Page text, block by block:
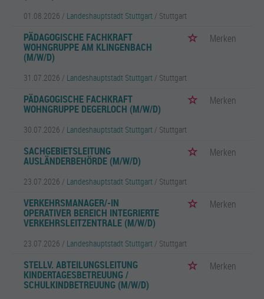
01.08.2026 / Landeshauptstadt Stuttgart / Stuttgart
PÄDAGOGISCHE FACHKRAFT
WOHNGRUPPE AM KLINGENBACH
(M/W/D)
Merken
31.07.2026 / Landeshauptstadt Stuttgart / Stuttgart
PÄDAGOGISCHE FACHKRAFT
WOHNGRUPPE DEGERLOCH (M/W/D)
Merken
30.07.2026 / Landeshauptstadt Stuttgart / Stuttgart
SACHGEBIETSLEITUNG
AUSLÄNDERBEHÖRDE (M/W/D)
Merken
23.07.2026 / Landeshauptstadt Stuttgart / Stuttgart
VERKEHRSMANAGER/-IN
OPERATIVER BEREICH INTEGRIERTE
VERKEHRSLEITZENTRALE (M/W/D)
Merken
23.07.2026 / Landeshauptstadt Stuttgart / Stuttgart
STELLV. ABTEILUNGSLEITUNG
KINDERTAGESBETREUUNG /
SCHULKINDBETREUUNG (M/W/D)
Merken